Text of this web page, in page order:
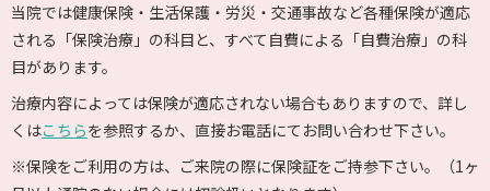
当院では健康保険・生活保護・労災・交通事故など各種保険が適応
される「保険治療」の科目と、すべて自費による「自費治療」の科
目があります。
治療内容によっては保険が適応されない場合もありますので、詳し
くはこちらを参照するか、直接お電話にてお問い合わせ下さい。
※保険をご利用の方は、ご来院の際に保険証をご持参下さい。（1ヶ